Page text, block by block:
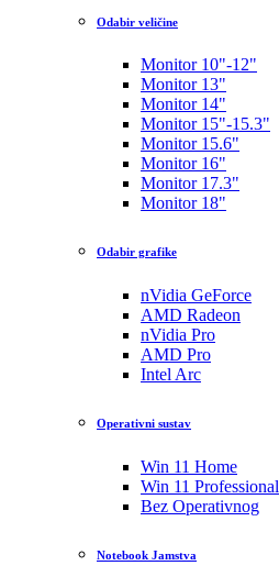
Odabir veličine
Monitor 10"-12"
Monitor 13"
Monitor 14"
Monitor 15"-15.3"
Monitor 15.6"
Monitor 16"
Monitor 17.3"
Monitor 18"
Odabir grafike
nVidia GeForce
AMD Radeon
nVidia Pro
AMD Pro
Intel Arc
Operativni sustav
Win 11 Home
Win 11 Professional
Bez Operativnog
Notebook Jamstva